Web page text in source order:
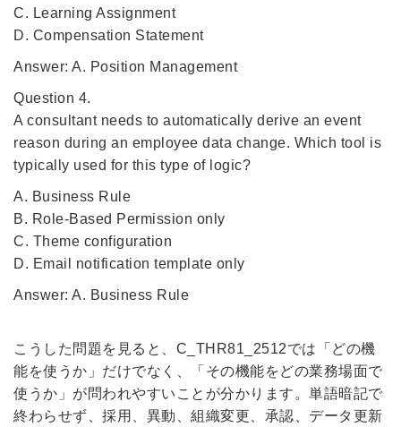
C. Learning Assignment
D. Compensation Statement
Answer: A. Position Management
Question 4.
A consultant needs to automatically derive an event
reason during an employee data change. Which tool is
typically used for this type of logic?
A. Business Rule
B. Role-Based Permission only
C. Theme configuration
D. Email notification template only
Answer: A. Business Rule
こうした問題を見ると、C_THR81_2512では「どの機
能を使うか」だけでなく、「その機能をどの業務場面で
使うか」が問われやすいことが分かります。単語暗記で
終わらせず、採用、異動、組織変更、承認、データ更新